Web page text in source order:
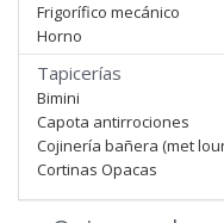
Frigorífico mecánico
Horno
Tapicerías
Bimini
Capota antirrociones
Cojinería bañera (met
Cortinas Opacas